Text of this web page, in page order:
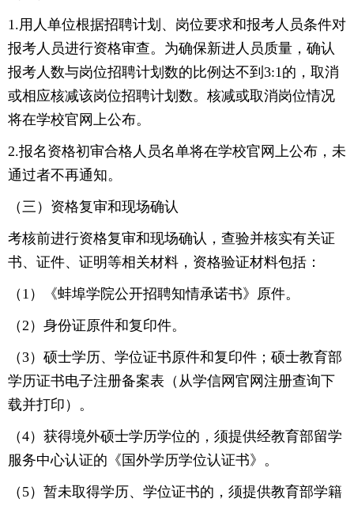
1.用人单位根据招聘计划、岗位要求和报考人员条件对
报考人员进行资格审查。为确保新进人员质量，确认
报考人数与岗位招聘计划数的比例达不到3:1的，取消
或相应核减该岗位招聘计划数。核减或取消岗位情况
将在学校官网上公布。
2.报名资格初审合格人员名单将在学校官网上公布，未
通过者不再通知。
（三）资格复审和现场确认
考核前进行资格复审和现场确认，查验并核实有关证
书、证件、证明等相关材料，资格验证材料包括：
（1）《蚌埠学院公开招聘知情承诺书》原件。
（2）身份证原件和复印件。
（3）硕士学历、学位证书原件和复印件；硕士教育部
学历证书电子注册备案表（从学信网官网注册查询下
载并打印）。
（4）获得境外硕士学历学位的，须提供经教育部留学
服务中心认证的《国外学历学位认证书》。
（5）暂未取得学历、学位证书的，须提供教育部学籍